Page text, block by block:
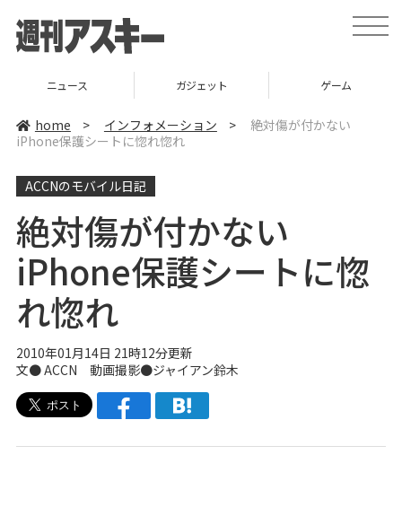
t
o
ニュース ガジェット ゲーム
home > インフォメーション >
絶対傷が付かない
iPhone保護シートに惚れ惚れ
ACCNのモバイル日記
絶対傷が付かない
iPhone保護シートに惚
れ惚れ
2010年01月14日 21時12分更新
文● ACCN 動画撮影●ジャイアン鈴木